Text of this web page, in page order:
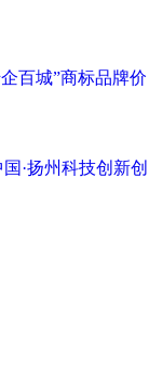
百城”商标品牌价
·扬州科技创新创